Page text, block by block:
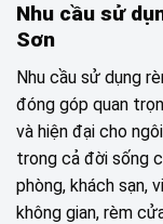
Nhu cầu sử
Sơn
Nhu cầu sử dụng
đóng góp quan
và hiện đại cho
trong cả đời sống
phòng, khách sạn,
không gian, rèm